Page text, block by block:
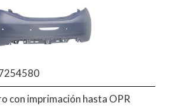
con imprimación hasta OPR